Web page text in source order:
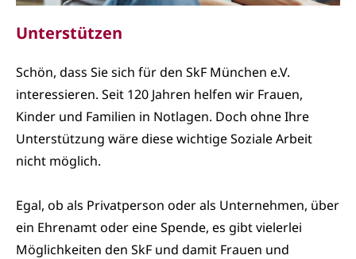
Unterstützen
Schön, dass Sie sich für den SkF München e.V.
interessieren. Seit 120 Jahren helfen wir Frauen,
Kinder und Familien in Notlagen. Doch ohne Ihre
Unterstützung wäre diese wichtige Soziale Arbeit
nicht möglich.
Egal, ob als Privatperson oder als Unternehmen, über
ein Ehrenamt oder eine Spende, es gibt vielerlei
Möglichkeiten den SkF und damit Frauen und